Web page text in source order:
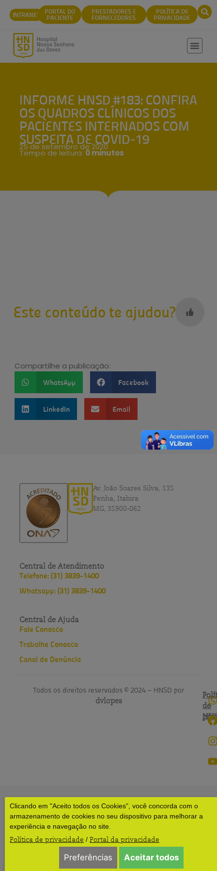
conteúdo
Clicando em "Aceito todos os Cookies", você concorda com o
armazenamento de cookies no seu dispositivo para melhorar a
experiência e navegação no site.
Política de privacidade / Portal da privacidade
Preferências Aceitar todos
INTRANET PORTAL DO
PACIENTE
PRESTADORES E
FORNECEDORES
POLÍTICA DE
PRIVACIDADE
INFORME HNSD #183: CONFIRA
OS QUADROS CLÍNICOS DOS
PACIENTES INTERNADOS COM
SUSPEITA DE COVID-19
25 de setembro de 2020
Tempo de leitura: 0 minutos
Este conteúdo te ajudou?
Compartilhe a publicação:
WhatsApp Facebook
LinkedIn Email
Av. João Soares Silva, 135
Penha, Itabira
MG, 35900-062
Central de Atendimento
Telefone: (31) 3839-1400
Whatsapp: (31) 3839-1400
Central de Ajuda
Fale Conosco
Trabalhe Conosco
Canal de Denúncia
Todos os direitos reservados © 2024 – HNSD por
dvlopes
de
do